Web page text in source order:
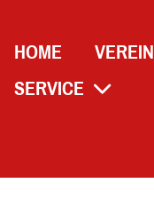
HOME VEREIN
SERVICE